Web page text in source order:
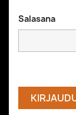
Salasana